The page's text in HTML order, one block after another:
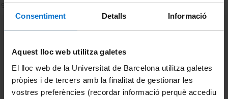
Consentiment Detalls Informació
Aquest lloc web utilitza galetes
El lloc web de la Universitat de Barcelona utilitza galetes
pròpies i de tercers amb la finalitat de gestionar les
vostres preferències (recordar informació perquè accediu
9 març, 2016